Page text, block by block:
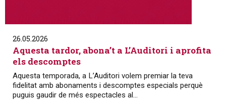
26.05.2026
Aquesta tardor, abona’t a L’Auditori i aprofita
els descomptes
Aquesta temporada, a L’Auditori volem premiar la teva
fidelitat amb abonaments i descomptes especials perquè
puguis gaudir de més espectacles al...